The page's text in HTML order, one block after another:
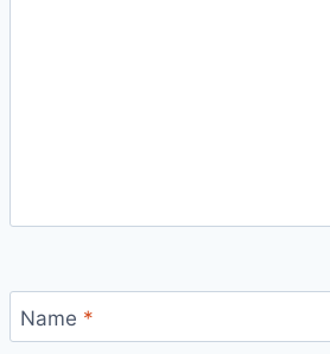
Name *